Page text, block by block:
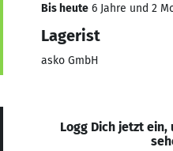
Bis heute 6 Jahre und 2
Lagerist
asko GmbH
Logg Dich jetzt